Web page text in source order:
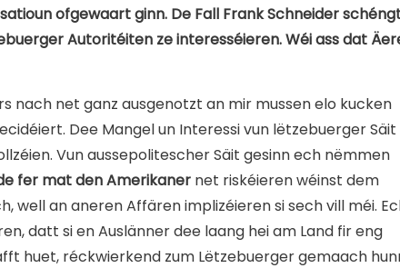
ofgewaart ginn. De Fall Frank Schneider
Autoritéiten ze interesséieren. Wéi ass dat
nach net ganz ausgenotzt an mir mussen elo kucken
Dee Mangel un Interessi vun lëtzebuerger Säit
Vun aussepolitescher Säit gesinn ech nëmmen
fer mat den Amerikaner net riskéieren wéinst dem
well an aneren Affären implizéieren si sech vill méi.
datt si en Auslänner dee laang hei am Land fir eng
huet, réckwierkend zum Lëtzebuerger gemaach